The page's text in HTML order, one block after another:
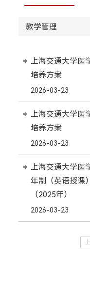
教学管理
上海交通大学医
培养方案
2026-03-23
上海交通大学医
培养方案
2026-03-23
上海交通大学医
年制（英语授课
（2025年）
2026-03-23